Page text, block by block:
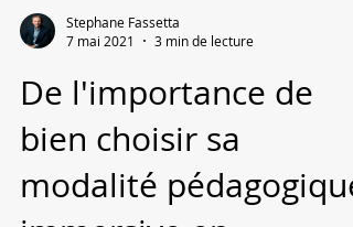
7 mai 2021
3 min de lecture
De l'importance de
bien choisir sa